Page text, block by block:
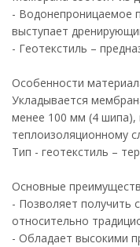
- Водонепроницаемое
выступает
- Геотекстиль –
Особенности
Укладывается
менее 100 мм (4 шипа),
теплоизоляционному
Тип - геотекстиль –
Основные
- Позволяет получить
относительно
- Обладает высокими